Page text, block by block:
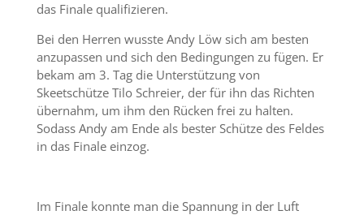
das Finale qualifizieren.
Bei den Herren wusste Andy Löw sich am besten
anzupassen und sich den Bedingungen zu fügen. Er
bekam am 3. Tag die Unterstützung von
Skeetschütze Tilo Schreier, der für ihn das Richten
übernahm, um ihm den Rücken frei zu halten.
Sodass Andy am Ende als bester Schütze des Feldes
in das Finale einzog.
Im Finale konnte man die Spannung in der Luft